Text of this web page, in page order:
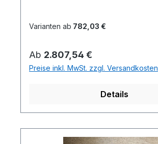
Varianten ab 782,03 €
Regulärer Preis:
Ab 2.807,54 €
Preise inkl. MwSt. zzgl. Versandkosten
Details